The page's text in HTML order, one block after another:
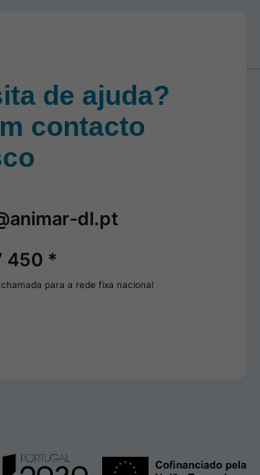
de ajuda?
contacto
450 *
dl.pt
para a rede fixa nacional